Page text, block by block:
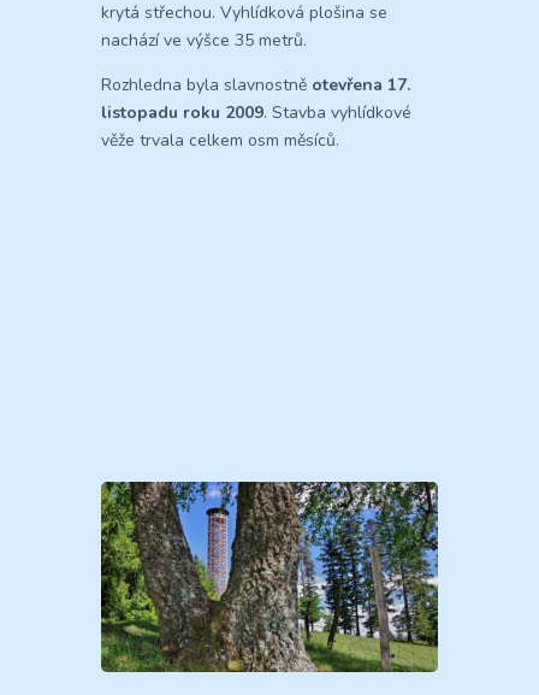
krytá střechou. Vyhlídková plošina se
nachází ve výšce 35 metrů.
Rozhledna byla slavnostně otevřena 17.
listopadu roku 2009. Stavba vyhlídkové
věže trvala celkem osm měsíců.